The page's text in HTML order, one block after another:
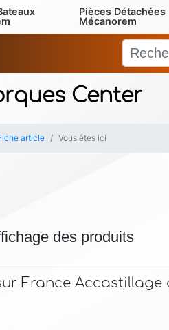
Center
Pièces Détachées
Mécanorem
article Vous êtes ici
des produits
France Accastillage